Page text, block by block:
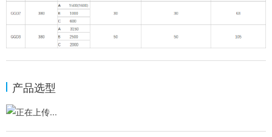
产品选型